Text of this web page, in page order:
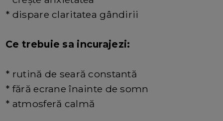
* dispare claritatea gândirii
Ce trebuie sa incurajezi:
* rutină de seară constantă
* fără ecrane înainte de somn
* atmosferă calmă